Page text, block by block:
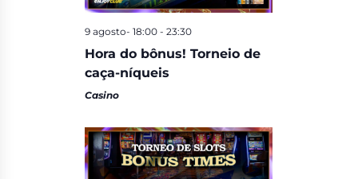
9 agosto- 18:00 -23:30
Hora do bônus! Torneio de
caça-níqueis
Casino